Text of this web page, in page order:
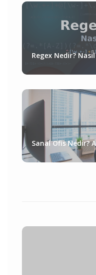
Regex Nedir? Nasıl
Sanal Ofis Nedir?